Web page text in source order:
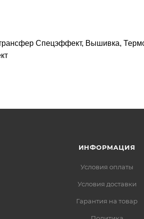
Спецэффект, Вышивка,
ИНФОРМАЦИЯ
Условия оплаты
Условия доставки
Гарантия на товар